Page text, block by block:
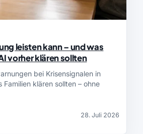
leisten kann – und was
vorher klären sollten
bei Krisensignalen in
klären sollten – ohne
28. Juli 2026